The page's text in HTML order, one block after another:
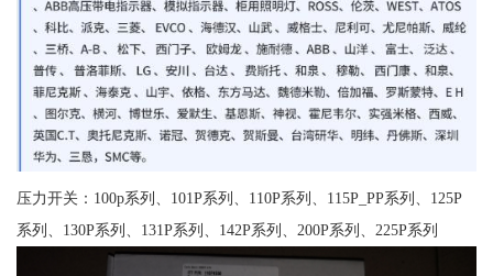
压力开关：100p系列、101P系列、110P系列、115P_PP系列、125P
系列、130P系列、131P系列、142P系列、200P系列、225P系列